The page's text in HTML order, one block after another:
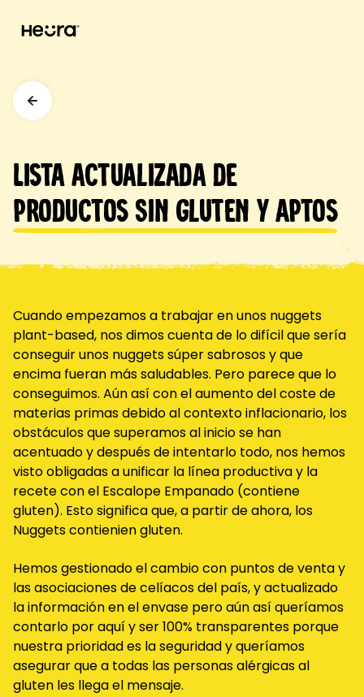
Lista actualizada de
productos Sin Gluten y Aptos
Cuando empezamos a trabajar en unos nuggets
plant-based, nos dimos cuenta de lo difícil que sería
conseguir unos nuggets súper sabrosos y que
encima fueran más saludables. Pero parece que lo
conseguimos. Aún así con el aumento del coste de
materias primas debido al contexto inflacionario, los
obstáculos que superamos al inicio se han
acentuado y después de intentarlo todo, nos hemos
visto obligadas a unificar la línea productiva y la
recete con el Escalope Empanado (contiene
gluten). Esto significa que, a partir de ahora, los
Nuggets contienien gluten.
Hemos gestionado el cambio con puntos de venta y
las asociaciones de celíacos del país, y actualizado
la información en el envase pero aún así queríamos
contarlo por aquí y ser 100% transparentes porque
nuestra prioridad es la seguridad y queríamos
asegurar que a todas las personas alérgicas al
gluten les llega el mensaje.